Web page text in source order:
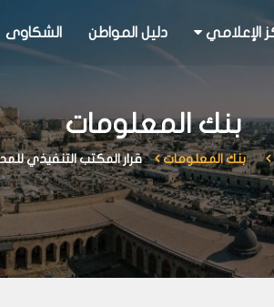
الإعلامي دليل المواطن الشكاوى
بنك المعلومات
بنك المعلومات قرار المكتب التنفيذي